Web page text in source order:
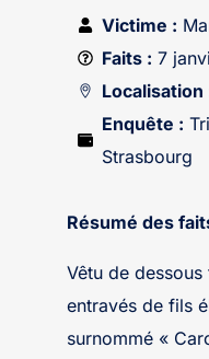
Victime :
Faits : 7
Localisation
Enquête :
Strasbourg
Résumé des
Vêtu de
entravés de fils
surnommé «